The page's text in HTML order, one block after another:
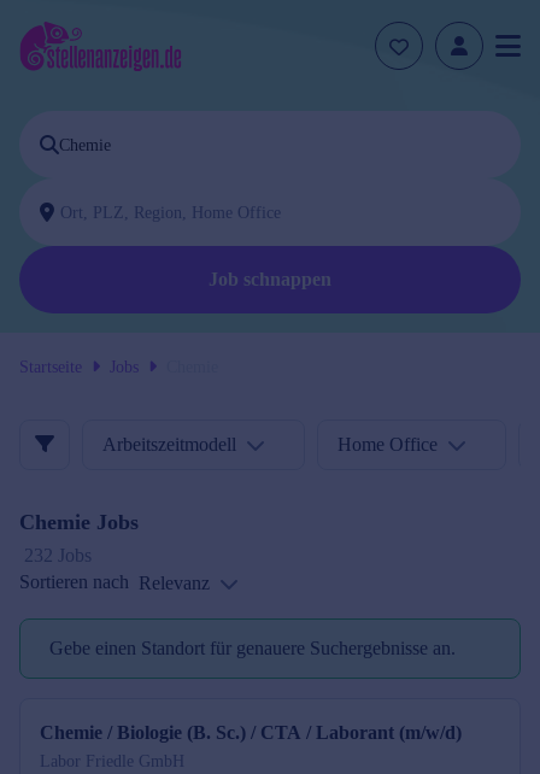
Job schnappen
Startseite Jobs
Arbeitszeitmodell Home Office
Chemie Jobs
232 Jobs
Sortieren nach Relevanz
Gebe einen Standort für genauere Suchergebnisse an.
Chemie / Biologie (B. Sc.) / CTA / Laborant (m/w/d)
Labor Friedle GmbH